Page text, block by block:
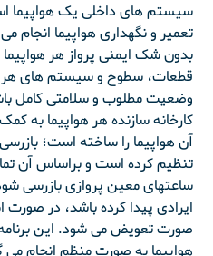
سیستم های داخلی یک
تعمیر و نگهداری هواپیما انجام
بدون شک ایمنی پرواز هر هواپیما
قطعات، سطوح و سیستم های هر
وضعیت مطلوب و سلامتی کامل
کارخانه سازنده هر هواپیما به
آن هواپیما را ساخته است؛
تنظیم کرده است و براساس آن
ساعتهای معین پروازی بازرسی
ایرادی پیدا کرده باشد، در صورت
صورت تعویض می شود. این
هواپیما به صورت منظم انجام